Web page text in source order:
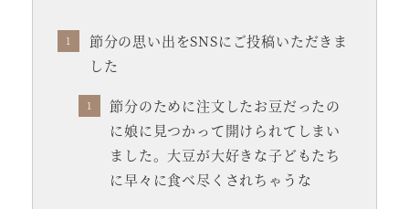
節分の思い出をSNSにご投稿いただきま
した
節分のために注文したお豆だったの
に娘に見つかって開けられてしまい
ました。大豆が大好きな子どもたち
に早々に食べ尽くされちゃうな